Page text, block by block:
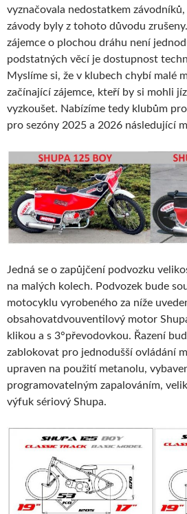
vyznačovala nedostatkem
závody byly z tohoto důvodu
zájemce o plochou dráhu není
podstatných věcí je dostupnost
Myslíme si, že v klubech chybí malé
začínající zájemce, kteří by si mohli
vyzkoušet. Nabízíme tedy klubům
pro sezóny 2025 a 2026 následující
Jedná se o zapůjčení podvozku
na malých kolech. Podvozek bude
motocyklu vyrobeného za níže
obsahovatdvouventilový motor
klikou a s 3°převodovkou. Řazení
zablokovat pro jednodušší ovládání
upraven na použití metanolu,
programovatelným zapalováním,
výfuk sériový Shupa.